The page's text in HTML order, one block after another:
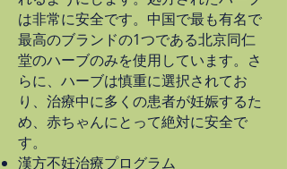
は非常に安全です。中国で最も有名で
最高のブランドの1つである北京同仁
堂のハーブのみを使用しています。さ
らに、ハーブは慎重に選択されてお
り、治療中に多くの患者が妊娠するた
め、赤ちゃんにとって絶対に安全で
す。
漢方不妊治療プログラム